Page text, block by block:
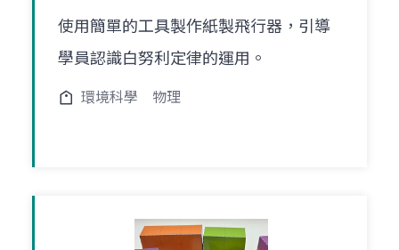
使用簡單的工具製作紙製飛行器，引導
學員認識白努利定律的運用。
環境科學 物理